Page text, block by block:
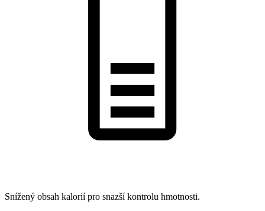
Snížený obsah kalorií pro snazší kontrolu hmotnosti.